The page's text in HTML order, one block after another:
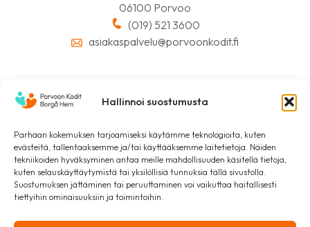
Hallinnoi suostumusta
Parhaan kokemuksen tarjoamiseksi käytämme teknologioita, kuten
evästeitä, tallentaaksemme ja/tai käyttääksemme laitetietoja. Näiden
tekniikoiden hyväksyminen antaa meille mahdollisuuden käsitellä tietoja,
kuten selauskäyttäytymistä tai yksilöllisiä tunnuksia tällä sivustolla.
Suostumuksen jättäminen tai peruuttaminen voi vaikuttaa haitallisesti
tiettyihin ominaisuuksiin ja toimintoihin.
06100 Porvoo
(019) 521 3600
asiakaspalvelu@porvoonkodit.fi
Seuraa meitä somessa